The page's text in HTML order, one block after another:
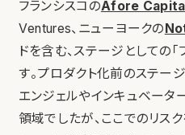
フランシスコのAfore
Ventures、ニューヨークの
ドを含む、ステージとしての
す。プロダクト化前のステー
エンジェルやインキュベータ
領域でしたが、ここでのリス